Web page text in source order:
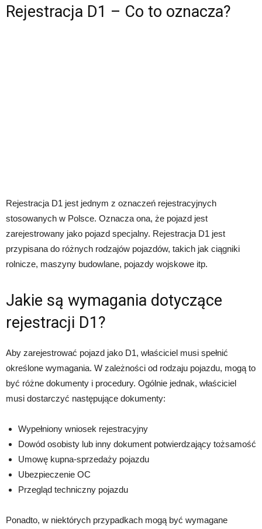
Rejestracja D1 – Co to oznacza?
Rejestracja D1 jest jednym z oznaczeń rejestracyjnych
stosowanych w Polsce. Oznacza ona, że pojazd jest
zarejestrowany jako pojazd specjalny. Rejestracja D1 jest
przypisana do różnych rodzajów pojazdów, takich jak ciągniki
rolnicze, maszyny budowlane, pojazdy wojskowe itp.
Jakie są wymagania dotyczące
rejestracji D1?
Aby zarejestrować pojazd jako D1, właściciel musi spełnić
określone wymagania. W zależności od rodzaju pojazdu, mogą to
być różne dokumenty i procedury. Ogólnie jednak, właściciel
musi dostarczyć następujące dokumenty:
Wypełniony wniosek rejestracyjny
Dowód osobisty lub inny dokument potwierdzający tożsamość
Umowę kupna-sprzedaży pojazdu
Ubezpieczenie OC
Przegląd techniczny pojazdu
Ponadto, w niektórych przypadkach mogą być wymagane